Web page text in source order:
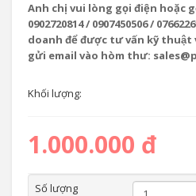
Anh chị vui lòng gọi điện hoặc
0902720814 / 0907450506 /
doanh để được tư vấn kỹ thuật
gửi email vào hòm thư:
Khối lượng:
1.000.000 đ
Số lượng